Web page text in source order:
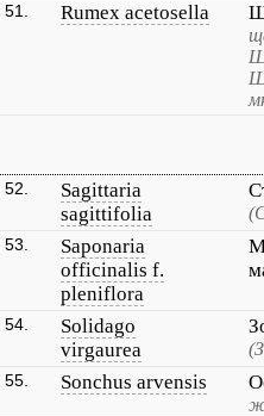
51. Rumex acetosella
52.
Sagittaria
sagittifolia
53.
Saponaria
officinalis f.
pleniflora
54.
Solidago
virgaurea
55. Sonchus arvensis